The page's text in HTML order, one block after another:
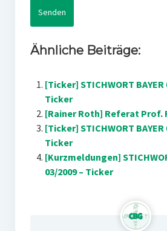
Ähnliche Beiträge:
[Ticker] STICHWORT BAYER
Ticker
[Rainer Roth] Referat Prof.
[Ticker] STICHWORT BAYER
Ticker
[Kurzmeldungen]
03/2009 – Ticker